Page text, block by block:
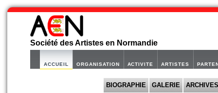
Société des Artistes en Normandie
ACCUEIL ORGANISATION ACTIVITE ARTISTES
BIOGRAPHIE GALERIE ARCHIVES